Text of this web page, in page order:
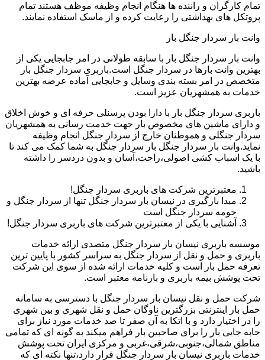
تمام کارگران و راننده ها هنگام انجام وظیفه موظف هستند تمام
پروتکل های بهداشتی را رعایت کرده و از ماسک استفاده نمایند.
وانت بار سردار جنگل بار
وانت بار سردار جنگل بار با سابقه طولانی در امر جابجایی یکی از
بهترین وانت بارها در سردار جنگل است.باربری سردار جنگل بار
متخصص در امر بسته بندی وسایل و جابجایی آماده عرضه بهترین
خدمات به همشهریان عزیز است.
باربری سردار جنگل بار با دارا بودن پرسنلی حرفه ای و خوش اخلاق
و دارای ماشین های مخصوص بار جهت خدمت رسانی به همشهریان
سردار جنگلی و هموطنان خارج از سردار جنگل انجام وظیفه
نماید.وانت بار سردار جنگل بار سردار جنگل به شما کمک می کند تا
با یک اسباب کشی اصولی،راحت،آسان و بدون دردسر را داشته
باشید.
معتبرترین شرکت های باربری سردار جنگل!
مبدا بارگیری در نیسان بار سردار جنگل تنها از سردار جنگل و
حومه سردار جنگل است
آشنایی با یکی از معتبرترین شرکت های باربری سردار جنگل!
موسسه باربری نیسان بار سردار جنگل متصدی ارائه خدمات
باربری و حمل و نقل از سردار جنگل به سراسر کشور با پایین ترین
تعرفه حمل بار است و کلیه خدمات ارائه شده از سوی این شرکت
تحت پوشش بیمه باربری و بارنامه معتبر است.
شرکت حمل و نقل نیسان بار سردار جنگل با دسترسی به سامانه
حمل بار اینترنتی بزرگترین ناوگان حمل و نقل شهری و بین شهری
را در اختیار دارد و با اتکا به آن صفر تا صد خدمات مورد نیاز برای
جابه جایی بار را برای صاحبین بار فراهم میکند به گونه ای که تمامی
مناطق شمالی،جنوبی،شرقی،غربی و مرکزی ایران تحت پوشش
خدمات باربری نیسان بار سردار جنگل قرار دارد،تنها نکته ای که